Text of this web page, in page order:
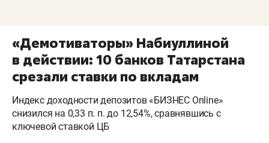
«Демотиваторы» Набиуллиной
в действии: 10 банков Татарстана
срезали ставки по вкладам
Индекс доходности депозитов «БИЗНЕС Online»
снизился на 0,33 п. п. до 12,54%, сравнявшись с
ключевой ставкой ЦБ